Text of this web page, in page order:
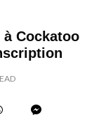
Cockatoo